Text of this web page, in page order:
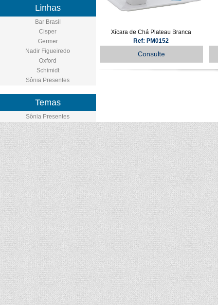
Linhas
Bar Brasil
Cisper
Germer
Nadir Figueiredo
Oxford
Schimidt
Sônia Presentes
Temas
Sônia Presentes
Xícara de Chá Plateau Branca
Ref: PM0152
Consulte